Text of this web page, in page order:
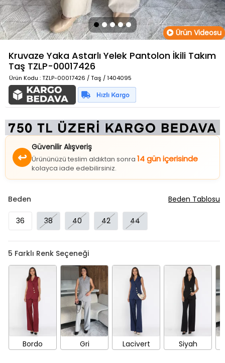
Ürün Videosu
Kruvaze Yaka Astarlı Yelek Pantolon İkili Takım
Taş TZLP-00017426
Ürün Kodu : TZLP-00017426 / Taş / 1404095
↩
Güvenilir Alışveriş
Ürününüzü teslim aldıktan sonra 14 gün içerisinde
kolayca iade edebilirsiniz.
Beden
36 38 40 42 44
Beden Tablosu
5 Farklı Renk Seçeneği
Bordo Gri Lacivert Siyah